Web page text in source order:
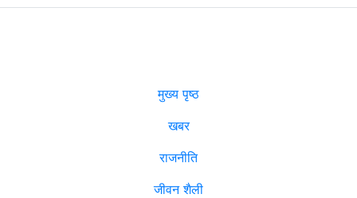
मुख्य पृष्ठ
खबर
राजनीति
जीवन शैली